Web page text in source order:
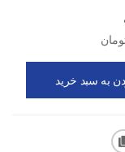
به سبد خرید